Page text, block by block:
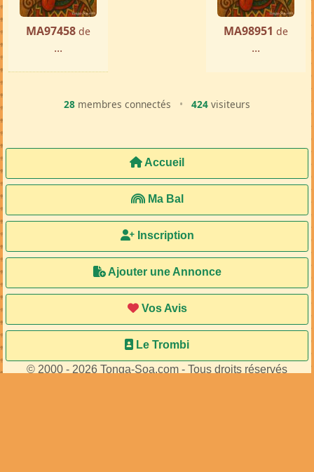
MA97458 de
...
MA98951 de
...
28 membres connectés • 424 visiteurs
Accueil
Ma Bal
Inscription
Ajouter une Annonce
Vos Avis
Le Trombi
© 2000 - 2026 Tonga-Soa.com - Tous droits réservés